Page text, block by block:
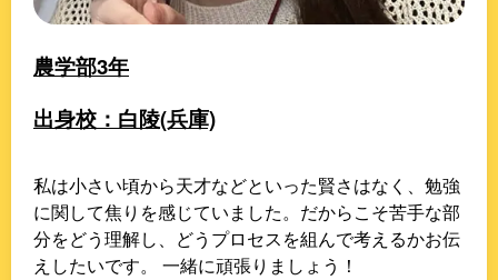
農学部3年
出身校：白陵(兵庫)
私は小さい頃から天才などといった賢さはなく、勉強
に関して焦りを感じていました。だからこそ苦手な部
分をどう理解し、どうプロセスを組んで考えるかお伝
えしたいです。 一緒に頑張りましょう！